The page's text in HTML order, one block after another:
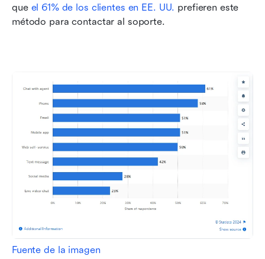
que el 61% de los clientes en EE. UU. prefieren este
método para contactar al soporte.
Fuente de la imagen